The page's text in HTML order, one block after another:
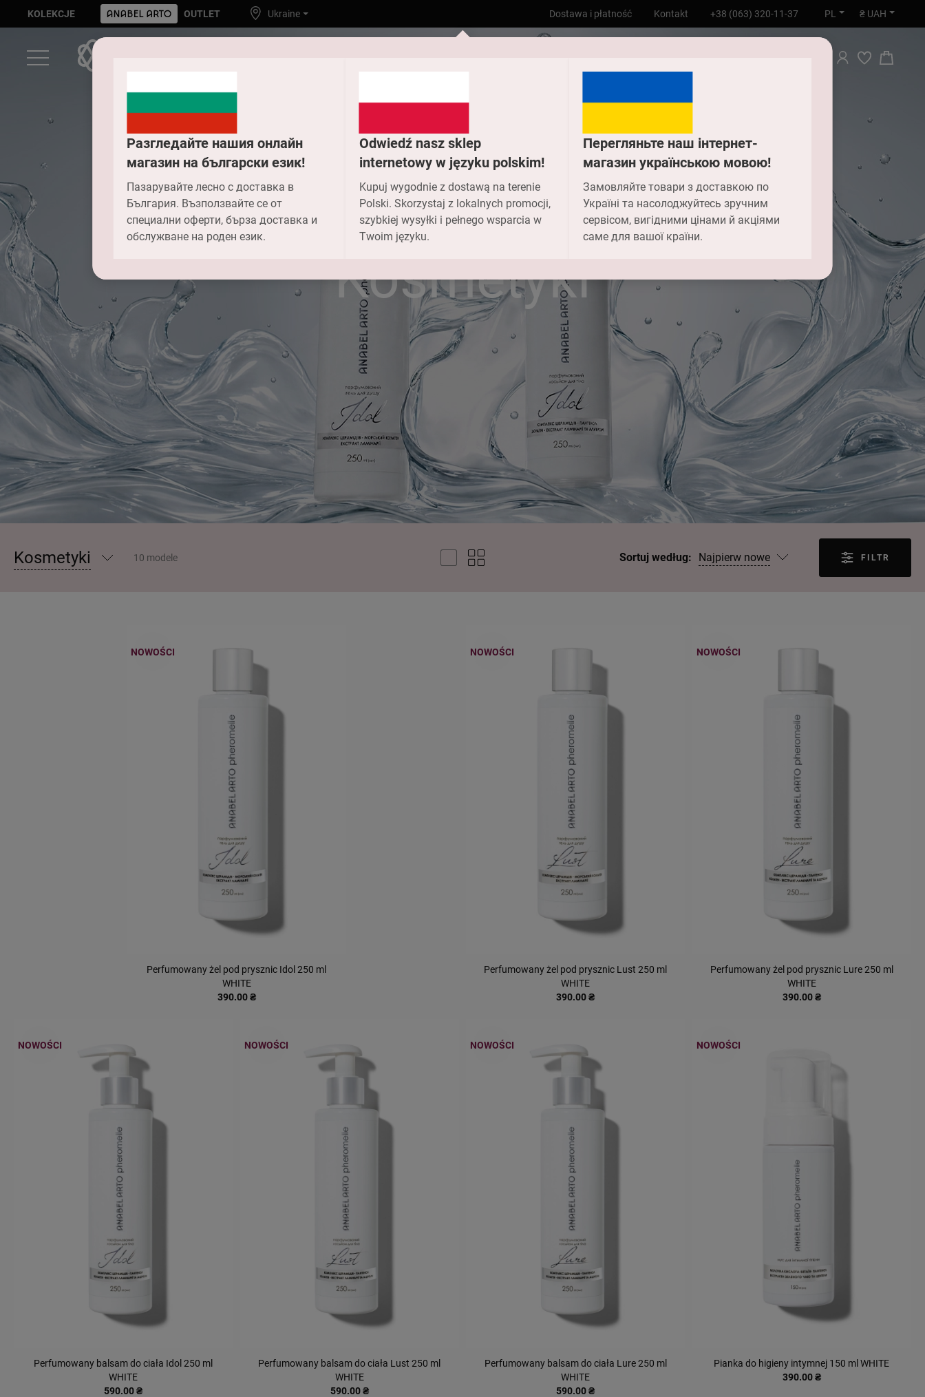
Разгледайте нашия онлайн
магазин на български език!
Пазарувайте лесно с доставка в
България. Възползвайте се от
специални оферти, бърза доставка и
обслужване на роден език.
Odwiedź nasz sklep
internetowy w języku polskim!
Kupuj wygodnie z dostawą na terenie
Polski. Skorzystaj z lokalnych promocji,
szybkiej wysyłki i pełnego wsparcia w
Twoim języku.
Перегляньте наш інтернет-
магазин українською мовою!
Замовляйте товари з доставкою по
Україні та насолоджуйтесь зручним
сервісом, вигідними цінами й акціями
саме для вашої країни.
KOLEKCJE OUTLET Ukraine Dostawa i płatność Kontakt +38 (063) 320-11-37 PL ₴ UAH
Dom Kosmetyki
Kosmetyki
Kosmetyki 10 modele Sortuj według: Najpierw nowe FILTR
Perfumowany żel pod prysznic Idol 250 ml
WHITE
390.00 ₴
NOWOŚCI
Perfumowany żel pod prysznic Lust 250 ml
WHITE
390.00 ₴
NOWOŚCI
Perfumowany żel pod prysznic Lure 250 ml
WHITE
390.00 ₴
NOWOŚCI
Perfumowany balsam do ciała Idol 250 ml
WHITE
590.00 ₴
NOWOŚCI
Perfumowany balsam do ciała Lust 250 ml
WHITE
590.00 ₴
NOWOŚCI
Perfumowany balsam do ciała Lure 250 ml
WHITE
590.00 ₴
NOWOŚCI
Pianka do higieny intymnej 150 ml WHITE
390.00 ₴
NOWOŚCI